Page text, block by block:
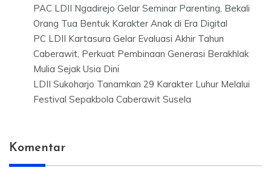
PAC LDII Ngadirejo Gelar Seminar Parenting, Bekali
Orang Tua Bentuk Karakter Anak di Era Digital
PC LDII Kartasura Gelar Evaluasi Akhir Tahun
Caberawit, Perkuat Pembinaan Generasi Berakhlak
Mulia Sejak Usia Dini
LDII Sukoharjo Tanamkan 29 Karakter Luhur Melalui
Festival Sepakbola Caberawit Susela
Komentar